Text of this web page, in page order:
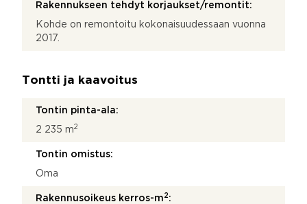
Rakennukseen tehdyt korjaukset/remontit:
Kohde on remontoitu kokonaisuudessaan vuonna
2017.
Tontti ja kaavoitus
Tontin pinta-ala:
2 235 m2
Tontin omistus:
Oma
Rakennusoikeus kerros-m 2 :